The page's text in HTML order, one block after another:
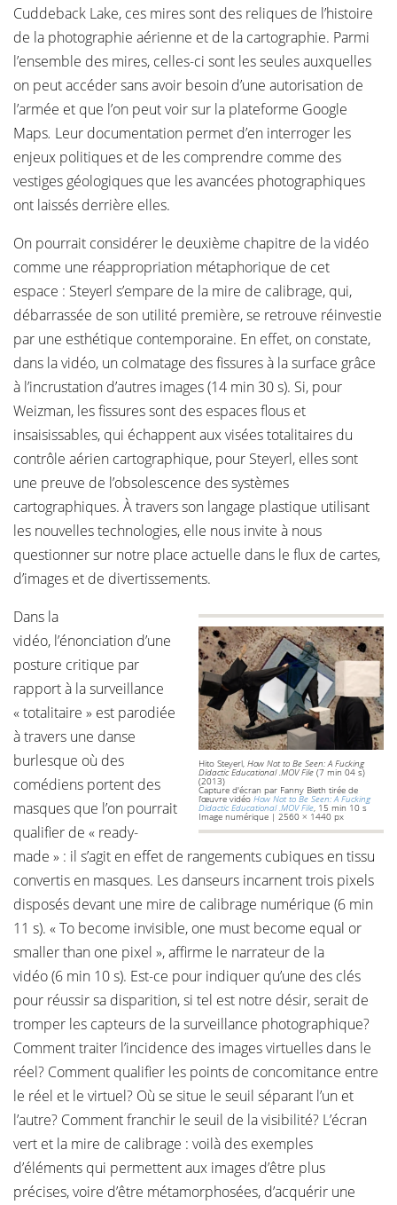
Cuddeback Lake, ces mires sont des reliques de l’histoire
de la photographie aérienne et de la cartographie. Parmi
l’ensemble des mires, celles-ci sont les seules auxquelles
on peut accéder sans avoir besoin d’une autorisation de
l’armée et que l’on peut voir sur la plateforme Google
Maps. Leur documentation permet d’en interroger les
enjeux politiques et de les comprendre comme des
vestiges géologiques que les avancées photographiques
ont laissés derrière elles.
On pourrait considérer le deuxième chapitre de la vidéo
comme une réappropriation métaphorique de cet
espace : Steyerl s’empare de la mire de calibrage, qui,
débarrassée de son utilité première, se retrouve réinvestie
par une esthétique contemporaine. En effet, on constate,
dans la vidéo, un colmatage des fissures à la surface grâce
à l’incrustation d’autres images (14 min 30 s). Si, pour
Weizman, les fissures sont des espaces flous et
insaisissables, qui échappent aux visées totalitaires du
contrôle aérien cartographique, pour Steyerl, elles sont
une preuve de l’obsolescence des systèmes
cartographiques. À travers son langage plastique utilisant
les nouvelles technologies, elle nous invite à nous
questionner sur notre place actuelle dans le flux de cartes,
d’images et de divertissements.
Hito Steyerl, How Not to Be Seen: A Fucking
Didactic Educational .MOV File (7 min 04 s)
(2013)
Capture d'écran par Fanny Bieth tirée de
l’œuvre vidéo How Not to Be Seen: A Fucking
Didactic Educational .MOV File, 15 min 10 s
Image numérique | 2560 × 1440 px
Dans la
vidéo, l’énonciation d’une
posture critique par
rapport à la surveillance
« totalitaire » est parodiée
à travers une danse
burlesque où des
comédiens portent des
masques que l’on pourrait
qualifier de « ready-
made » : il s’agit en effet de rangements cubiques en tissu
convertis en masques. Les danseurs incarnent trois pixels
disposés devant une mire de calibrage numérique (6 min
11 s). « To become invisible, one must become equal or
smaller than one pixel », affirme le narrateur de la
vidéo (6 min 10 s). Est-ce pour indiquer qu’une des clés
pour réussir sa disparition, si tel est notre désir, serait de
tromper les capteurs de la surveillance photographique?
Comment traiter l’incidence des images virtuelles dans le
réel? Comment qualifier les points de concomitance entre
le réel et le virtuel? Où se situe le seuil séparant l’un et
l’autre? Comment franchir le seuil de la visibilité? L’écran
vert et la mire de calibrage : voilà des exemples
d’éléments qui permettent aux images d’être plus
précises, voire d’être métamorphosées, d’acquérir une